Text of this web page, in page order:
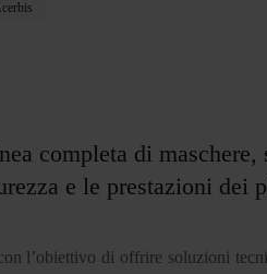
completa di maschere,
e le prestazioni dei
l’obiettivo di offrire soluzioni